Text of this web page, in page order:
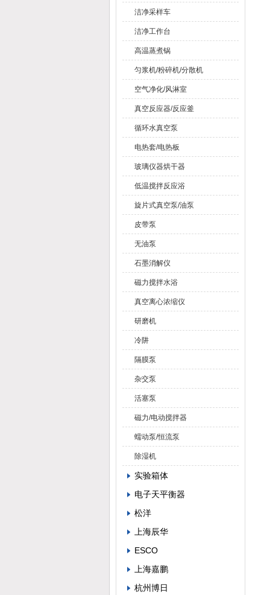
洁净采样车
洁净工作台
高温蒸煮锅
匀浆机/粉碎机/分散机
空气净化/风淋室
真空反应器/反应釜
循环水真空泵
电热套/电热板
玻璃仪器烘干器
低温搅拌反应浴
旋片式真空泵/油泵
皮带泵
无油泵
石墨消解仪
磁力搅拌水浴
真空离心浓缩仪
研磨机
冷阱
隔膜泵
杂交泵
活塞泵
磁力/电动搅拌器
蠕动泵/恒流泵
除湿机
实验箱体
电子天平衡器
松洋
上海辰华
ESCO
上海嘉鹏
杭州博日